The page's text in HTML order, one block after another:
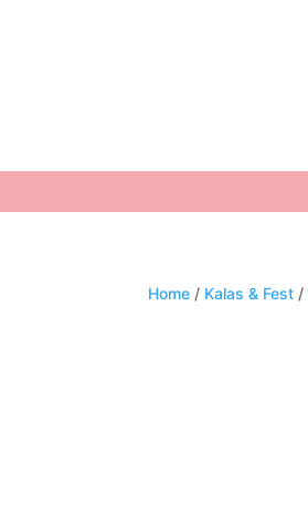
Home / Kalas & Fest /